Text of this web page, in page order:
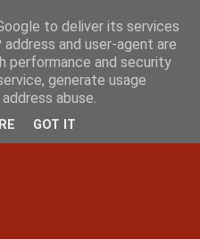
to deliver its services
and user-agent are
performance and security
generate usage
abuse.
GOT IT